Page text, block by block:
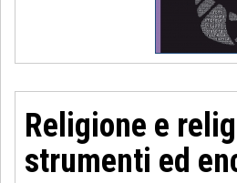
Religione e
strumenti ed